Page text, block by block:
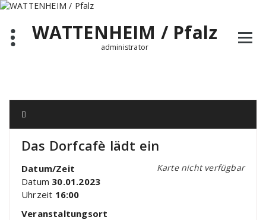
Zum
springenWATTENHEIM / Pfalz
administrator
Das Dorfcafè lädt ein
Karte nicht verfügbar
Datum/Zeit
Datum 30.01.2023
Uhrzeit 16:00
Veranstaltungsort